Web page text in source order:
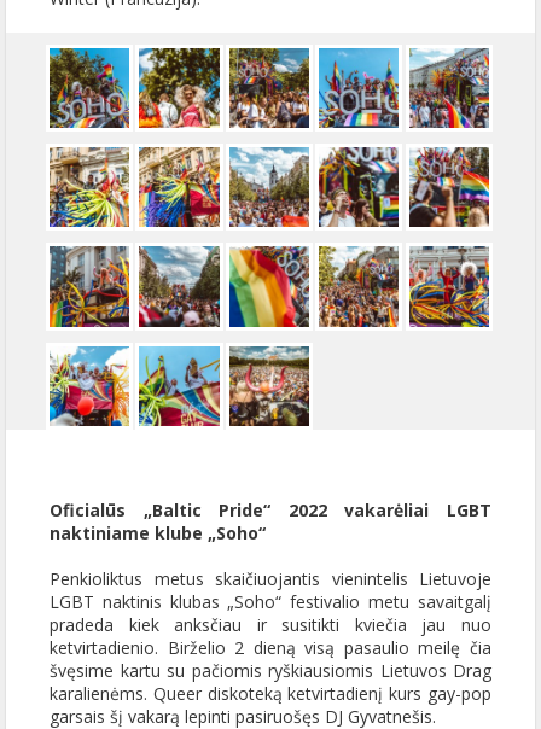
Oficialūs „Baltic Pride“ 2022 vakarėliai LGBT
naktiniame klube „Soho“
Penkioliktus metus skaičiuojantis vienintelis Lietuvoje
LGBT naktinis klubas „Soho“ festivalio metu savaitgalį
pradeda kiek anksčiau ir susitikti kviečia jau nuo
ketvirtadienio. Birželio 2 dieną visą pasaulio meilę čia
švęsime kartu su pačiomis ryškiausiomis Lietuvos Drag
karalienėms. Queer diskoteką ketvirtadienį kurs gay-pop
garsais šį vakarą lepinti pasiruošęs DJ Gyvatnešis.